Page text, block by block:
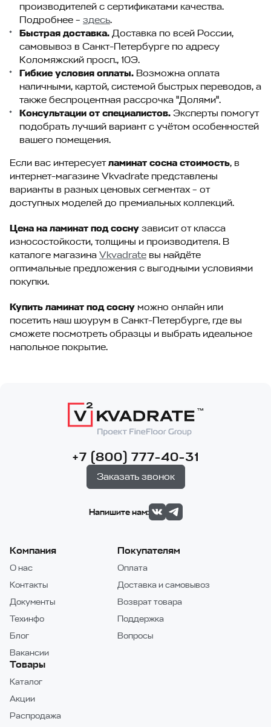
производителей с сертификатами качества.
Подробнее – здесь.
Быстрая доставка. Доставка по всей России,
самовывоз в Санкт-Петербурге по адресу
Коломяжский просп., 10Э.
Гибкие условия оплаты. Возможна оплата
наличными, картой, системой быстрых переводов, а
также беспроцентная рассрочка "Долями".
Консультации от специалистов. Эксперты помогут
подобрать лучший вариант с учётом особенностей
вашего помещения.
Если вас интересуетламинат сосна стоимость, в
интернет-магазине Vkvadrate представлены
варианты в разных ценовых сегментах – от
доступных моделей до премиальных коллекций.
Цена на ламинат под сосну зависит от класса
износостойкости, толщины и производителя. В
каталоге магазина Vkvadrate вы найдёте
оптимальные предложения с выгодными условиями
покупки.
Купить ламинат под сосну можно онлайн или
посетить наш шоурум в Санкт-Петербурге, где вы
сможете посмотреть образцы и выбрать идеальное
напольное покрытие.
+7 (800) 777-40-31
Заказать звонок
Напишите нам:
Компания
О нас
Контакты
Документы
Техинфо
Блог
Вакансии
Покупателям
Оплата
Доставка и самовывоз
Возврат товара
Поддержка
Вопросы
Товары
Каталог
Акции
Распродажа